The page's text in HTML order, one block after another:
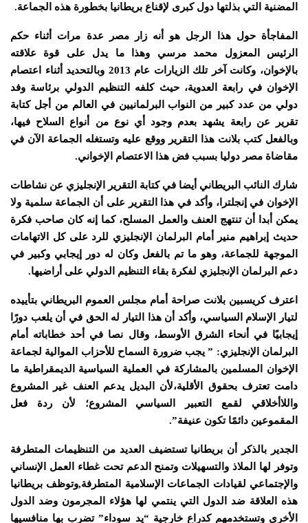
المضنية التي بذلتها دول كبرى لإقناع بريطانيا بخطورة هذه الجماعة.
المفاجأة حول هذا الرجل هو أنه زار مصر عدة مرات أثناء حكم
الرئيس المعزول محمد مرسي وهذا ما يدل على قوة علاقته
بالإخوان، وكانت آخر تلك الزيارات عام 2013 وبالتحديد أثناء اعتصام
الإخوان في رابعة العدوية، حيث كلفه التنظيم الدولي برئاسة وفد
دولي من عدد كبير من النواب البرلمانيين في العالم من أجل كتابة
تقرير عن رابعة يشهد بعدم وجود أي نوع من أنواع السلاح فيها،
وبالفعل كتب بلانت هذا التقرير ووقع عليه وتستغله الجماعة الآن في
مقاضاة مصر دوليا بسبب فض هذا الاعتصام الإخواني.
شارك النائب البريطاني أيضا في كتابة التقرير الإنجليزي عن نشاطات
الإخوان في إنجلترا، وأكد في هذا التقرير على أن الجماعة سلمية ولا
يمكن أبدا أن تنتهج العنف والعمل المسلح، كما إنه كان صاحب فكرة
حديث إبراهيم منير أمام البرلمان الإنجليزي للرد على كل الاتهامات
الموجهة للجماعة، وهو ما تم بالفعل وكان له دور إيجابي وكبير في
دعم البرلمان الإنجليزي لفكرة بقاء التنظيم الدولي على أراضيها.
اعترف كريسبين بلانت صراحة أمام مجلس العموم البريطاني بتأييده
لتيار الإسلام السياسي، وأكد أن هذا التيار له الحق في أن يلعب دورًا
إيجابيًا في أنحاء الشرق الأوسط، وقال نصا في أحد خطاباته أمام
البرلمان الإنجليزي: ” يجب ضرورة السماح للأحزاب الموالية لجماعة
الإخوان المسلمين بالمشاركة في العملية السياسية الديمقراطية ما
دامت تعترف بحقوق الأقلية،لأن البديل يدعم العنف غير المشروع
واللاأخلاقي لقمع التعبير السياسي المشروع؛ لأن ردة فعل
المقموعين دائمًا تكون عنيفة”.
الجدير بالذكر أن بريطانيا تستضيف العديد من التنظيمات المتطرفة
وتوفر لها الملاذ والتسهيلات وتمنح الدعم تحت غطاء العمل الإنساني
والإجتماعي لقيادات الجماعات الإسلامية المتطرفة,وتوظف بريطانيا
هذه العلاقة ضد الدول التي ينتمي لها هؤلاء المجرمون وضد الدول
الأخرى وتستخدمهم كدراع خارجية “يد سوداء” تضرب بها منافسيها